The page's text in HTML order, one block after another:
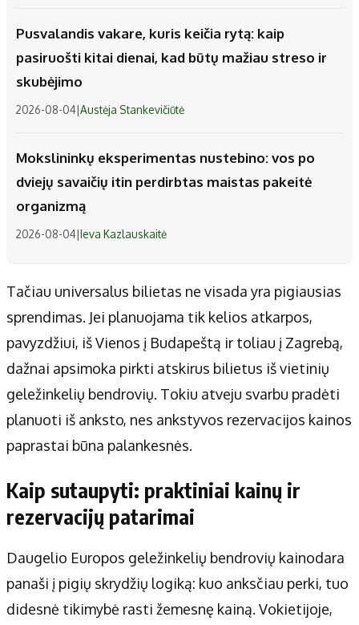
Pusvalandis vakare, kuris keičia rytą: kaip
pasiruošti kitai dienai, kad būtų mažiau streso ir
skubėjimo
2026-08-04|Austėja Stankevičiūtė
Mokslininkų eksperimentas nustebino: vos po
dviejų savaičių itin perdirbtas maistas pakeitė
organizmą
2026-08-04|Ieva Kazlauskaitė
Tačiau universalus bilietas ne visada yra pigiausias
sprendimas. Jei planuojama tik kelios atkarpos,
pavyzdžiui, iš Vienos į Budapeštą ir toliau į Zagrebą,
dažnai apsimoka pirkti atskirus bilietus iš vietinių
geležinkelių bendrovių. Tokiu atveju svarbu pradėti
planuoti iš anksto, nes ankstyvos rezervacijos kainos
paprastai būna palankesnės.
Kaip sutaupyti: praktiniai kainų ir
rezervacijų patarimai
Daugelio Europos geležinkelių bendrovių kainodara
panaši į pigių skrydžių logiką: kuo anksčiau perki, tuo
didesnė tikimybė rasti žemesnę kainą. Vokietijoje,